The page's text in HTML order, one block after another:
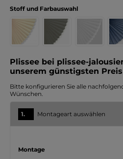
Stoff und Farbauswahl
Plissee bei plissee-
unserem günstigsten Preis
Bitte konfigurieren Sie alle
Wünschen.
1. Montageart auswählen
Montage